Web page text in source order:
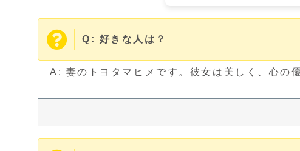
Q: 好きな人は？
A: 妻のトヨタマヒメです。彼女は美しく、心の